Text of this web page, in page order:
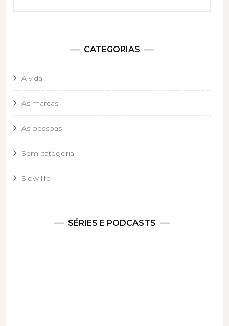
CATEGORIAS
A vida
As marcas
As pessoas
Sem categoria
Slow life
SÉRIES E PODCASTS